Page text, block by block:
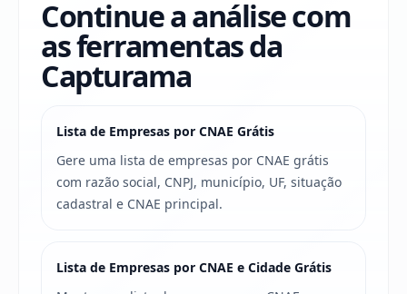
Continue a análise com
as ferramentas da
Capturama
Lista de Empresas por CNAE Grátis
Gere uma lista de empresas por CNAE grátis
com razão social, CNPJ, município, UF, situação
cadastral e CNAE principal.
Lista de Empresas por CNAE e Cidade Grátis